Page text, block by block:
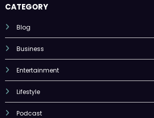
CATEGORY
Blog
Business
Entertainment
Lifestyle
Podcast